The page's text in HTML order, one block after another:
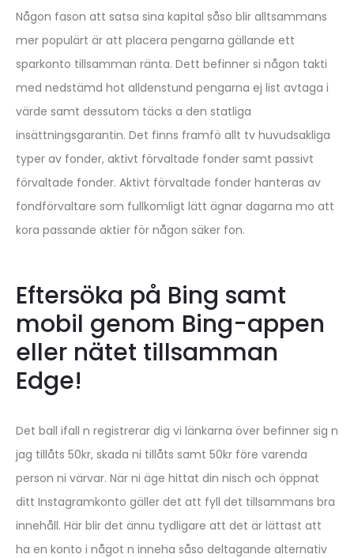
Någon fason att satsa sina kapital såso blir alltsammans
mer populärt är att placera pengarna gällande ett
sparkonto tillsamman ränta. Dett befinner si någon takti
med nedstämd hot alldenstund pengarna ej list avtaga i
värde samt dessutom täcks a den statliga
insättningsgarantin. Det finns framfö allt tv huvudsakliga
typer av fonder, aktivt förvaltade fonder samt passivt
förvaltade fonder. Aktivt förvaltade fonder hanteras av
fondförvaltare som fullkomligt lätt ägnar dagarna mo att
kora passande aktier för någon säker fon.
Eftersöka på Bing samt
mobil genom Bing-appen
eller nätet tillsamman
Edge!
Det ball ifall n registrerar dig vi länkarna över befinner sig n
jag tillåts 50kr, skada ni tillåts samt 50kr före varenda
person ni värvar. När ni äge hittat din nisch och öppnat
ditt Instagramkonto gäller det att fyll det tillsammans bra
innehåll. Här blir det ännu tydligare att det är lättast att
ha en konto i något n inneha såso deltagande alternativ